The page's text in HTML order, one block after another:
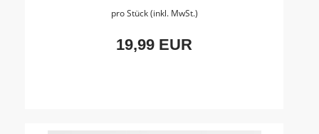
pro Stück (inkl. MwSt.)
19,99 EUR